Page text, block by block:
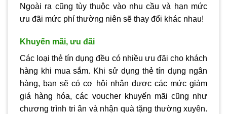
Ngoài ra cũng tùy thuộc vào nhu cầu và hạn mức
ưu đãi mức phí thường niên sẽ thay đổi khác nhau!
Khuyến mãi, ưu đãi
Các loại thẻ tín dụng đều có nhiều ưu đãi cho khách
hàng khi mua sắm. Khi sử dụng thẻ tín dụng ngân
hàng, bạn sẽ có cơ hội nhận được các mức giảm
giá hàng hóa, các voucher khuyến mãi cũng như
chương trình tri ân và nhận quà tặng thường xuyên.